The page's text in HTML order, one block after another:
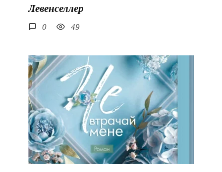
Левенселлер
0 49